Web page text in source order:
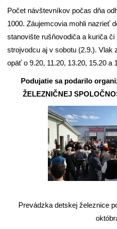
Počet návštevníkov počas dňa
1000. Záujemcovia mohli nazrieť
stanovište rušňovodiča a kuriča
strojvodcu aj v sobotu (2.9.). Vlak
opäť o 9.20, 11.20, 13.20, 15.20 a
Podujatie sa podarilo
ŽELEZNIČNEJ
Prevádzka detskej železnice